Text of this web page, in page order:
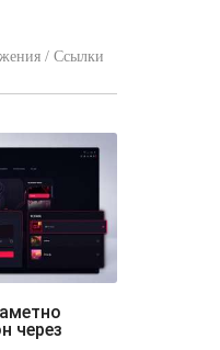
/ Ссылки
через